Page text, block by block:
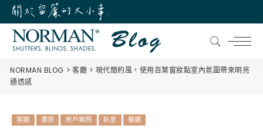
NORMAN BLOG 客廳
現代簡約風，使用百葉窗妝點室內氛圍帶來明亮
通透感
客廳 書房 用戶案例 臥室 餐廳